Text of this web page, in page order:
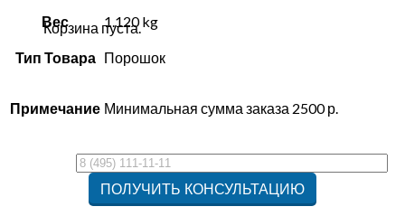
Корзина пуста.
Вес 1.120 kg
Тип Товара Порошок
Примечание Минимальная сумма заказа 2500 р.